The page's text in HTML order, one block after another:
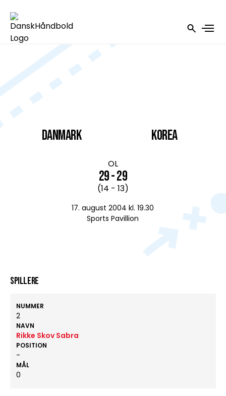
DANMARK
OL
29 - 29
(14 - 13)
17. august 2004 kl. 19.30
Sports Pavillion
Korea
Spillere
NUMMER
2
NAVN
Rikke Skov Sabra
POSITION
-
MÅL
0